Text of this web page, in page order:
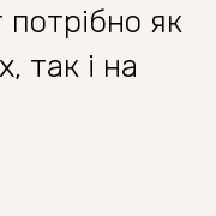
як
так і на